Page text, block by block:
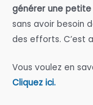
générer une
sans avoir besoin
des efforts. C’est
Vous voulez en
Cliquez ici.